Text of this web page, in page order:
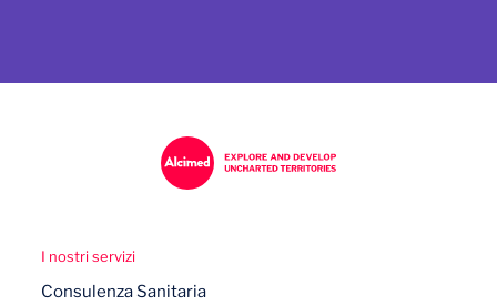
I nostri servizi
Consulenza Sanitaria